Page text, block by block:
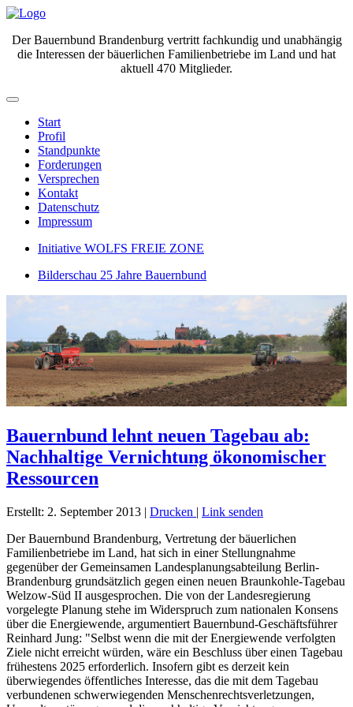
Der Bauernbund Brandenburg vertritt fachkundig und unabhängig
die Interessen der bäuerlichen Familienbetriebe im Land und hat
aktuell 470 Mitglieder.
Start
Profil
Standpunkte
Forderungen
Versprechen
Kontakt
Datenschutz
Impressum
Initiative WOLFS FREIE ZONE
Bilderschau 25 Jahre Bauernbund
Bauernbund lehnt neuen Tagebau ab:
Nachhaltige Vernichtung ökonomischer
Ressourcen
Erstellt: 2. September 2013 | Drucken | Link senden
Der Bauernbund Brandenburg, Vertretung der bäuerlichen
Familienbetriebe im Land, hat sich in einer Stellungnahme
gegenüber der Gemeinsamen Landesplanungsabteilung Berlin-
Brandenburg grundsätzlich gegen einen neuen Braunkohle-Tagebau
Welzow-Süd II ausgesprochen. Die von der Landesregierung
vorgelegte Planung stehe im Widerspruch zum nationalen Konsens
über die Energiewende, argumentiert Bauernbund-Geschäftsführer
Reinhard Jung: "Selbst wenn die mit der Energiewende verfolgten
Ziele nicht erreicht würden, wäre ein Beschluss über einen Tagebau
frühestens 2025 erforderlich. Insofern gibt es derzeit kein
überwiegendes öffentliches Interesse, das die mit dem Tagebau
verbundenen schwerwiegenden Menschenrechtsverletzungen,